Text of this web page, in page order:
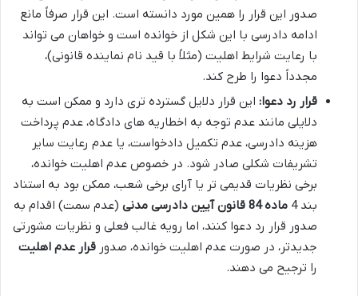
صدور این قرار را همین مورد دانسته است. این قرار صرفاً مانع
ادامه دادرسی با این شکل از خوانده است و خواهان می تواند
با رعایت شرایط اهلیت (مثلاً با قید نام نماینده قانونی)،
مجدداً دعوا را طرح کند.
قرار رد دعوا: این قرار دلایل گسترده تری دارد و ممکن است به
دلایلی مانند عدم توجه به اخطاریه های دادگاه، عدم پرداخت
هزینه دادرسی، عدم تکمیل دادخواست، یا عدم رعایت سایر
تشریفات شکلی صادر شود. در خصوص عدم اهلیت خوانده،
برخی نظریات قدیمی تر یا آرای برخی شعب، ممکن بود به استناد
بند 4 ماده 84 قانون آیین دادرسی مدنی
(عدم سمت) اقدام به
صدور قرار رد دعوا کنند، اما رویه غالب فعلی و نظریات مشورتی
جدیدتر، در صورت عدم اهلیت خوانده، صدور قرار عدم اهلیت
را ترجیح می دهند.